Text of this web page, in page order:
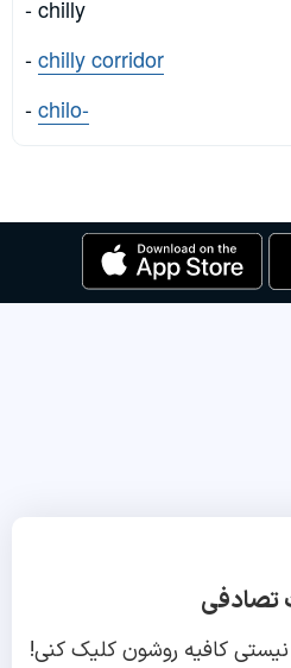
- chilly
-chilly corridor
-chilo-
تصادفی
نیستی کافیه روشون کلیک کنی!